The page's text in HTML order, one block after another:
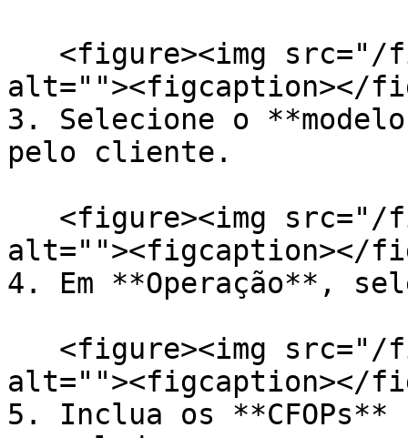
alt=""><figcaption></
3. Selecione o
pelo cliente.
alt=""><figcaption></
4. Em **Operação**,
alt=""><figcaption></
5. Inclua os **CFOPs**